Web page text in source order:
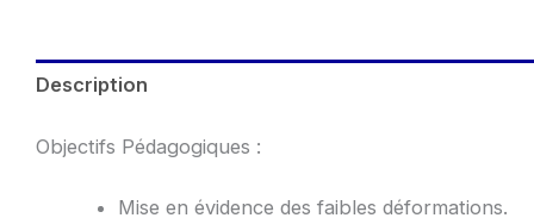
Description
Objectifs Pédagogiques :
Mise en évidence des faibles déformations.